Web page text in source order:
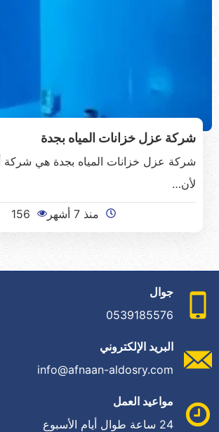
شركة عزل خزانات المياه بجدة
شركة عزل خزانات المياه بجدة هي شركة
لأن…
منذ 7 أشهر 156
جوال
0539185576
البريد الإلكتروني
info@afnaan-aldosry.com
مواعيد العمل
24 ساعة طوال أيام الأسبوع